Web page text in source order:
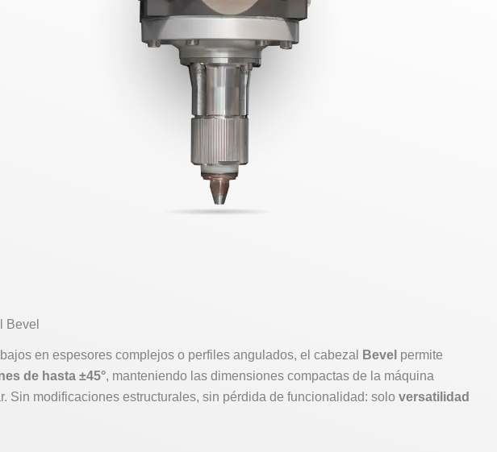
Bevel
en espesores complejos o perfiles angulados, el cabezal Bevel permite
de hasta ±45°, manteniendo las dimensiones compactas de la máquina
Sin modificaciones estructurales, sin pérdida de funcionalidad: solo versatilidad